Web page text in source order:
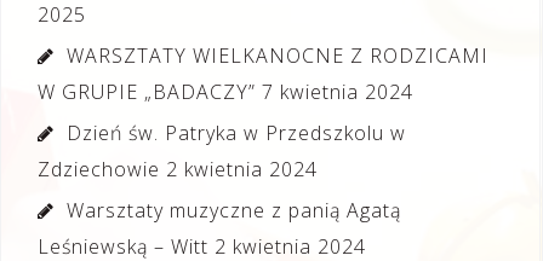
2025
WARSZTATY WIELKANOCNE Z RODZICAMI
W GRUPIE „BADACZY” 7 kwietnia 2024
Dzień św. Patryka w Przedszkolu w
Zdziechowie 2 kwietnia 2024
Warsztaty muzyczne z panią Agatą
Leśniewską – Witt 2 kwietnia 2024